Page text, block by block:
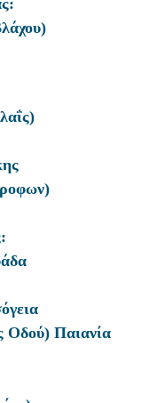
Οδού) Παιανία